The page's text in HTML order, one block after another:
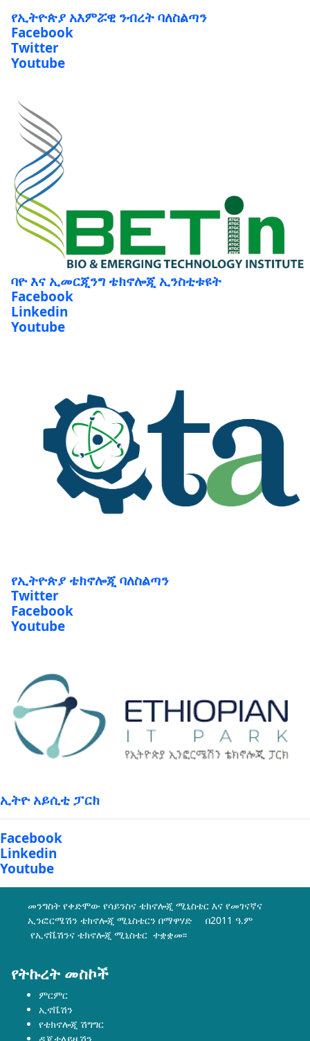
የኢትዮጵያ አእምሯዊ ንብረት ባለስልጣን
Facebook
Twitter
Youtube
ባዮ እና ኢመርጂንግ ቴክኖሎጂ ኢንስቲቱዩት
Facebook
Linkedin
Youtube
የኢትዮጵያ ቴክኖሎጂ ባለስልጣን
Twitter
Facebook
Youtube
ኢትዮ አይሲቲ ፓርክ
Facebook
Linkedin
Youtube
መንግስት የቀድሞው የሳይንስና ቴክኖሎጂ ሚኒስቴር እና የመገናኛና
ኢንፎርሜሽን ቴክኖሎጂ ሚኒስቴርን በማዋሃድ በ2011 ዓ.ም
የኢኖቬሽንና ቴክኖሎጂ ሚኒስቴር ተቋቋመ፡፡
የትኩረት መስኮች
ምርምር
ኢኖቬሽን
የቴክኖሎጂ ሽግግር